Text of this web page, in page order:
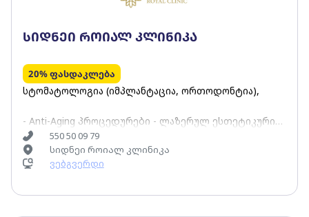
სიდნეი როიალ კლინიკა
20% ფასდაკლება
სტომატოლოგია (იმპლანტაცია, ორთოდონტია),
- Anti-Aging პროცედურები - ლაზერულ ესთეტიკური
მკურნალობა.
550 50 09 79
სიდნეი როიალ კლინიკა
ვებგვერდი